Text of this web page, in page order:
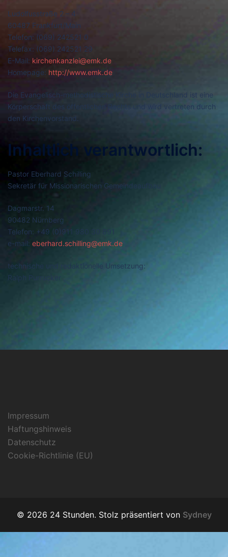
Ludolfusstraße 2 – 4
60487 Frankfurt/Main
Telefon: (069) 242521 0
Telefax: (069) 242521 29
E-Mail: kirchenkanzlei@emk.de
Homepage: http://www.emk.de
Die Evangelisch-methodistische Kirche in Deutschland ist eine
Körperschaft des öffentlichen Rechts und wird vertreten durch
den Kirchenvorstand.
Inhaltlich verantwortlich:
Pastor Eberhard Schilling
Sekretär für Missionarischen Gemeindeaufbau
Dagmarstr. 14
90482 Nürnberg
Telefon: +49 (0)911 980 30 891
e-mail: eberhard.schilling@emk.de
technische und redaktionelle Umsetzung:
Ralph Purrucker
Impressum
Haftungshinweis
Datenschutz
Cookie-Richtlinie (EU)
© 2026 24 Stunden. Stolz präsentiert von Sydney